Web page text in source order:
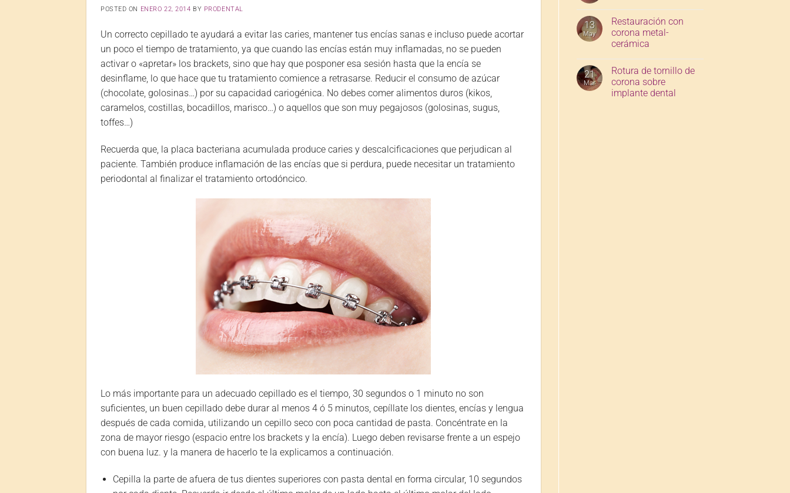
POSTED ON ENERO 22, 2014 BY PRODENTAL
Un correcto cepillado te ayudará a evitar las caries, mantener tus encías sanas e incluso puede acortar
un poco el tiempo de tratamiento, ya que cuando las encías están muy inflamadas, no se pueden
activar o «apretar» los brackets, sino que hay que posponer esa sesión hasta que la encía se
desinflame, lo que hace que tu tratamiento comience a retrasarse. Reducir el consumo de azúcar
(chocolate, golosinas…) por su capacidad cariogénica. No debes comer alimentos duros (kikos,
caramelos, costillas, bocadillos, marisco…) o aquellos que son muy pegajosos (golosinas, sugus,
toffes…)
Recuerda que, la placa bacteriana acumulada produce caries y descalcificaciones que perjudican al
paciente. También produce inflamación de las encías que si perdura, puede necesitar un tratamiento
periodontal al finalizar el tratamiento ortodóncico.
Lo más importante para un adecuado cepillado es el tiempo, 30 segundos o 1 minuto no son
suficientes, un buen cepillado debe durar al menos 4 ó 5 minutos, cepíllate los dientes, encías y lengua
después de cada comida, utilizando un cepillo seco con poca cantidad de pasta. Concéntrate en la
zona de mayor riesgo (espacio entre los brackets y la encía). Luego deben revisarse frente a un espejo
con buena luz. y la manera de hacerlo te la explicamos a continuación.
Cepilla la parte de afuera de tus dientes superiores con pasta dental en forma circular, 10 segundos
13
May
Restauración con
corona metal-
cerámica
21
Mar
Rotura de tornillo de
corona sobre
implante dental